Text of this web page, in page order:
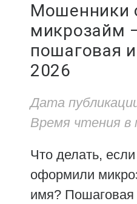
Мошенники
микрозайм
пошаговая
2026
Дата
Время чтения в
Что делать,
оформили
имя? Пошаговая